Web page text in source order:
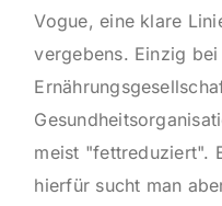
Vogue, eine klare
vergebens. Einzig
meist "fettreduziert".
hierfür sucht man